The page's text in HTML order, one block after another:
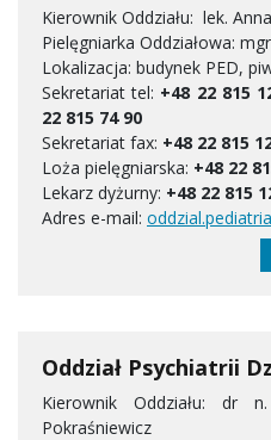
Kierownik Oddziału: lek.
Pielęgniarka Oddziałowa:
Lokalizacja: budynek PED,
Sekretariat tel: +48 22 815
22 815 74 90
Sekretariat fax: +48 22 815
Loża pielęgniarska: +48 22
Lekarz dyżurny: +48 22 815
Adres e-mail:
Oddział Psychiatrii
Kierownik Oddziału: dr
Pokraśniewicz